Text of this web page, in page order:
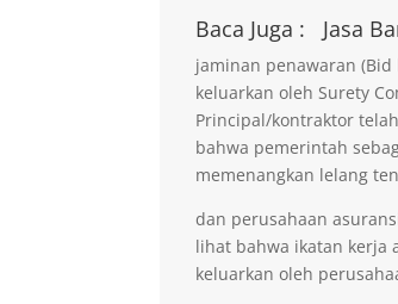
Baca Juga : Jasa
jaminan penawaran
keluarkan oleh Surety
Principal/kontraktor
bahwa pemerintah
memenangkan lelang
dan perusahaan
lihat bahwa ikatan kerja
keluarkan oleh